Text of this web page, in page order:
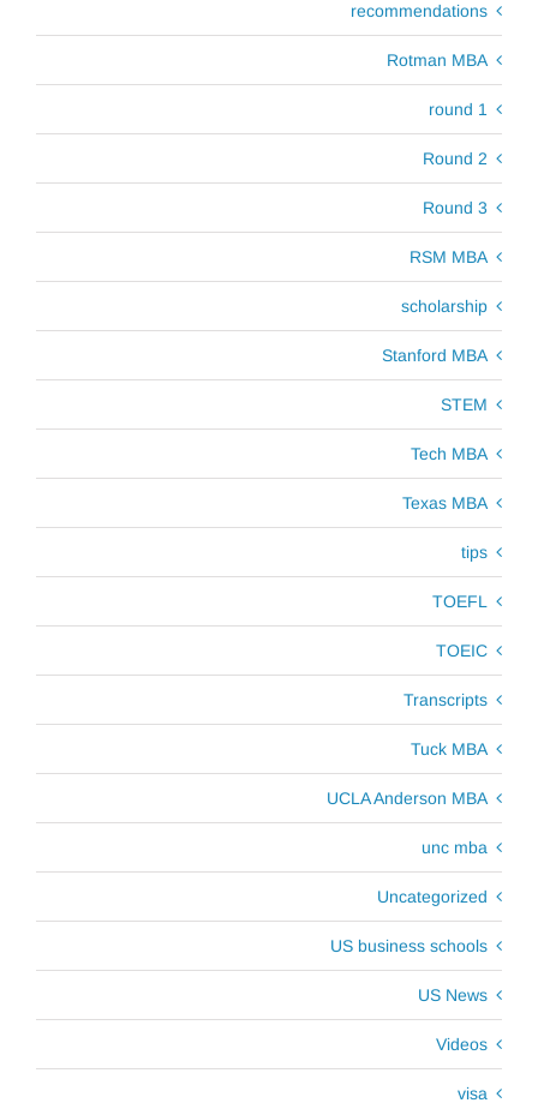
recommendations
Rotman MBA
round 1
Round 2
Round 3
RSM MBA
scholarship
Stanford MBA
STEM
Tech MBA
Texas MBA
tips
TOEFL
TOEIC
Transcripts
Tuck MBA
UCLA Anderson MBA
unc mba
Uncategorized
US business schools
US News
Videos
visa